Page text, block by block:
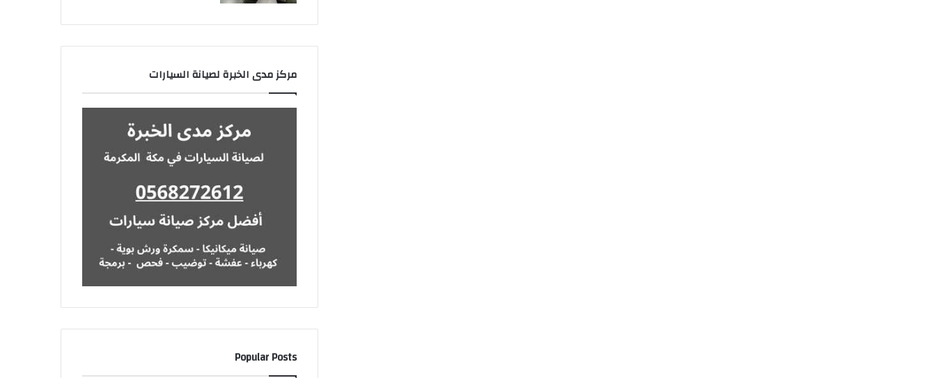
مركز مدى الخبرة لصيانة السيارات
Popular Posts